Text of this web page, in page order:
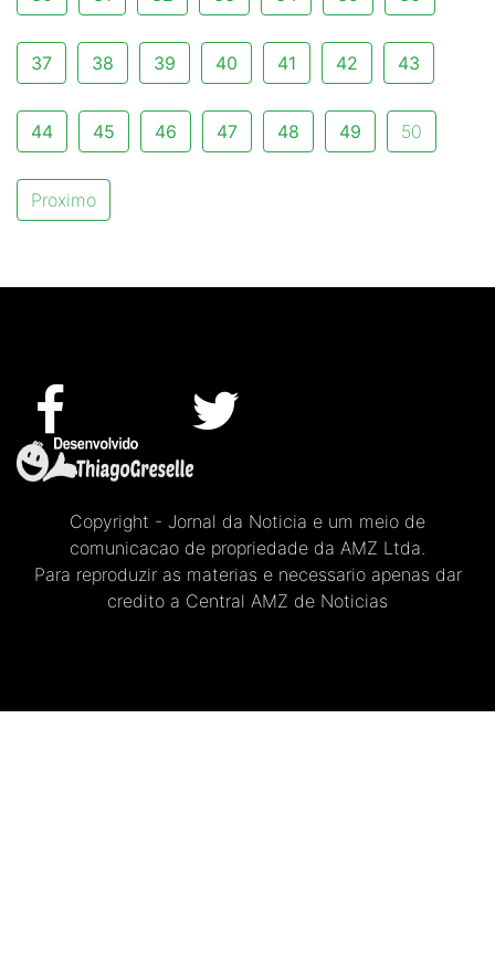
37 38 39 40 41 42 43
44 45 46 47 48 49 50
Proximo
Copyright - Jornal da Noticia e um meio de
comunicacao de propriedade da AMZ Ltda.
Para reproduzir as materias e necessario apenas dar
credito a Central AMZ de Noticias